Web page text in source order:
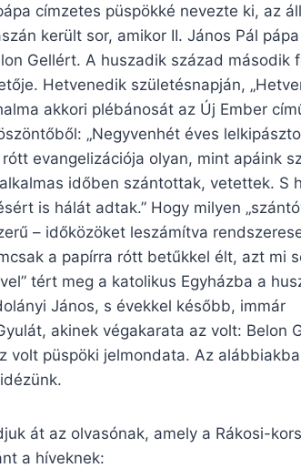
címzetes püspökké nevezte ki, az
került sor, amikor II. János Pál
Gellért. A huszadik század második
Hetvenedik születésnapján,
akkori plébánosát az Új Ember
„Negyvenhét éves
evangelizációja olyan, mint apáink
időben szántottak, vetettek. S
is hálát adtak.” Hogy milyen
– időközöket leszámítva
a papírra rótt betűkkel élt, azt mi
tért meg a katolikus Egyházba a
János, s évekkel később, immár
akinek végakarata az volt: Belon
volt püspöki jelmondata. Az
át az olvasónak, amely a Rákosi-
a híveknek: